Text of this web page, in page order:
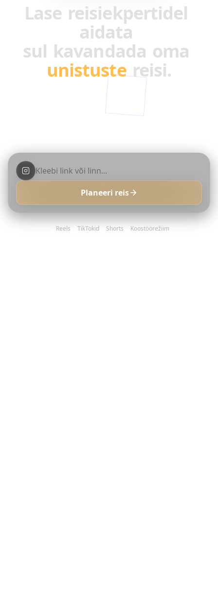
Lase reisiekpertidel
aidata
sul kavandada oma
unistuste reisi.
Ammuta inspiratsiooni tipp-loojatelt. Muuda
nende parimad Reelsid ja TikTokid oma täiuslikuks
Planeeri reis
Reels TikTokid Shorts Koostöörežiim